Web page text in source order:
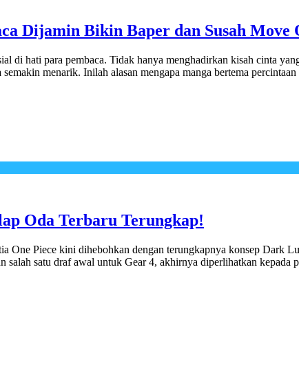
Dijamin Bikin Baper dan Susah Move
di hati para pembaca. Tidak hanya menghadirkan kisah cinta
menarik. Inilah alasan mengapa manga bertema
Oda Terbaru Terungkap!
One Piece kini dihebohkan dengan terungkapnya konsep Dark
satu draf awal untuk Gear 4, akhirnya diperlihatkan